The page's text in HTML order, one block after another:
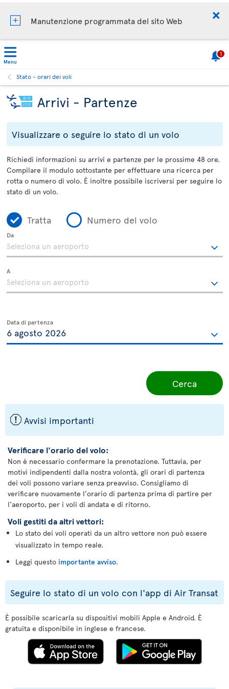
Manutenzione programmata del sito Web
Menu
1
Stato - orari dei voli
Arrivi - Partenze
Visualizzare o seguire lo stato di un volo
Richiedi informazioni su arrivi e partenze per le prossime 48 ore.
Compilare il modulo sottostante per effettuare una ricerca per
rotta o numero di volo. È inoltre possibile iscriversi per seguire lo
stato di un volo.
Tratta Numero del volo
Da
A
Data di partenza
Cerca
ü Avvisi importanti
Verificare l'orario del volo:
Non è necessario confermare la prenotazione. Tuttavia, per
motivi indipendenti dalla nostra volontà, gli orari di partenza
dei voli possono variare senza preavviso. Consigliamo di
verificare nuovamente l'orario di partenza prima di partire per
l'aeroporto, per i voli di andata e di ritorno.
Voli gestiti da altri vettori:
Lo stato dei voli operati da un altro vettore non può essere
visualizzato in tempo reale.
Leggi questo importante avviso.
Seguire lo stato di un volo con l'app di Air Transat
È possibile scaricarla su dispositivi mobili Apple e Android. È
gratuita e disponibile in inglese e francese.